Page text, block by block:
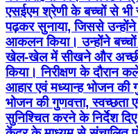
एसईएम श्रेणी के बच्चों से भी
पढ़कर सुनाया, जिससे
आकलन किया। उन्होंने
खेल-खेल में सीखने और अच्छी
किया। निरीक्षण के दौरान
आहार एवं मध्यान्ह भोजन की
भोजन की गुणवत्ता, स्वच्छता
सुनिश्चित करने के निर्देश